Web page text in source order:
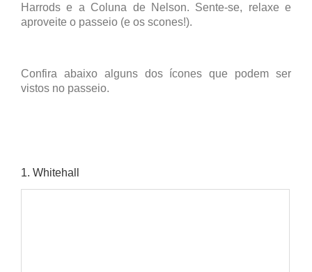
Harrods e a Coluna de Nelson. Sente-se, relaxe e
aproveite o passeio (e os scones!).
Confira abaixo alguns dos ícones que podem ser
vistos no passeio.
1. Whitehall